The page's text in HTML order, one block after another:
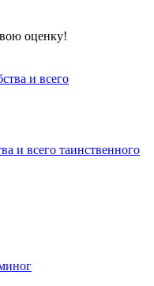
оценку!
и всего таинственного